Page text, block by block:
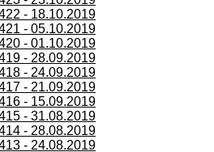
- 18.10.2019
- 05.10.2019
- 01.10.2019
- 28.09.2019
- 24.09.2019
- 21.09.2019
- 15.09.2019
- 31.08.2019
- 28.08.2019
- 24.08.2019